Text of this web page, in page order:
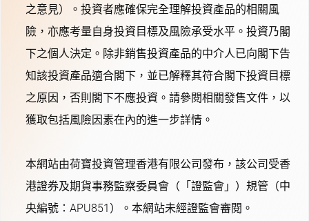
之意見）。投資者應確保完全理解投資產品的相關風
險，亦應考量自身投資目標及風險承受水平。投資乃閣
下之個人決定。除非銷售投資產品的中介人已向閣下告
知該投資產品適合閣下，並已解釋其符合閣下投資目標
之原因，否則閣下不應投資。請參閱相關發售文件，以
獲取包括風險因素在內的進一步詳情。
本網站由荷寶投資管理香港有限公司發布，該公司受香
港證券及期貨事務監察委員會（「證監會」）規管（中
央編號：APU851）。本網站未經證監會審閱。